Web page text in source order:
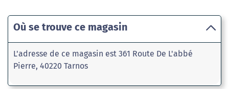
Où se trouve ce magasin
L'adresse de ce magasin est 361 Route De L'abbé
Pierre, 40220 Tarnos